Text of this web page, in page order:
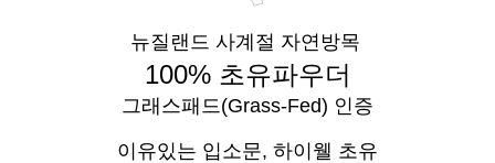
뉴질랜드 사계절 자연방목
100% 초유파우더
그래스패드(Grass-Fed) 인증
이유있는 입소문, 하이웰 초유